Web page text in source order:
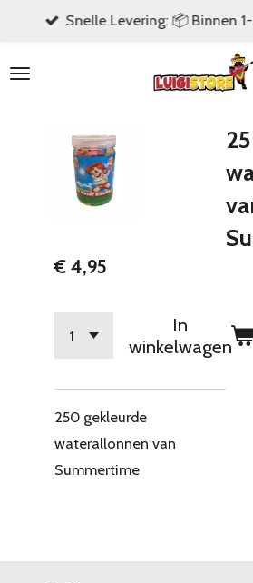
naar
Snelle Levering: 📦 Binnen
€ 4,95
In
winkelwagen
250 gekleurde
waterallonnen van
Summertime